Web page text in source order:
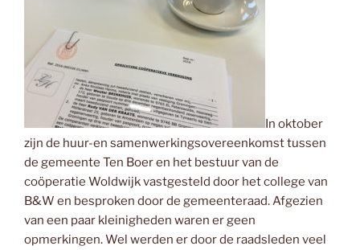
In oktober
zijn de huur-en samenwerkingsovereenkomst tussen
de gemeente Ten Boer en het bestuur van de
coöperatie Woldwijk vastgesteld door het college van
B&W en besproken door de gemeenteraad. Afgezien
van een paar kleinigheden waren er geen
opmerkingen. Wel werden er door de raadsleden veel